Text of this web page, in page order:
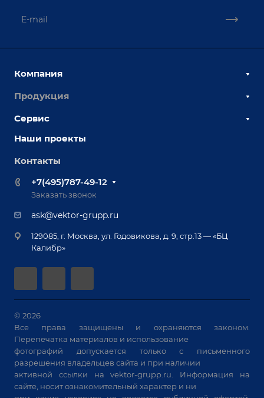
Компания
О компании
Выставки и мероприятия
Вопрос ответ
Реквизиты
Документы
Продукция
Сборочно-сварочные столы
Оснастка для сварочных столов
Оборудование для приварки крепежа
Приварной крепеж
Специализированные решения для сварки
Позиционеры и вращатели
Машины контактной сварки
Универсальные зажимы
Системы аспирации
Станки лазерной резки
Решения для учебных заведений
Сервис
Сервисное обслуживание
Обучение
Лизинг
Гарантия
автоматизации
Наши проекты
Контакты
+7(495)787-49-12
Заказать звонок
ask@vektor-grupp.ru
129085, г. Москва, ул. Годовикова, д. 9, стр.13 — «БЦ
Калибр»
© 2026
Все права защищены и охраняются законом.
Перепечатка материалов и использование
фотографий допускается только с письменного
разрешения владельцев сайта и при наличии
активной ссылки наvektor-grupp.ru . Информация на
сайте, носит ознакомительный характер и ни